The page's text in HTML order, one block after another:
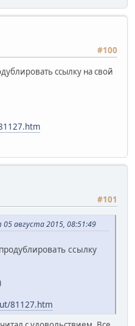
#100
ссылку на свой
#101
августа 2015, 08:51:49
ссылку
81127.htm